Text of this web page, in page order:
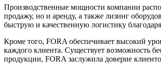
Производственные мощности компании
продажу, но и аренду, а также лизинг
быструю и качественную логистику
Кроме того, FORA обеспечивает высокий
каждого клиента. Существует возможность
продукции, FORA заслужила доверие